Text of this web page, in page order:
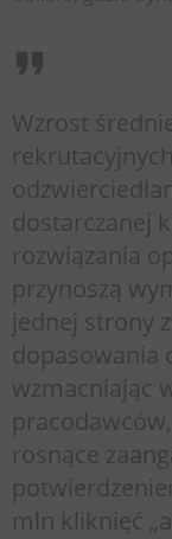
Wzrost
dostarczanej
rozwiązania
przynoszą
jednej strony
dopasowania
wzmacniając
rosnące
mln kliknięć